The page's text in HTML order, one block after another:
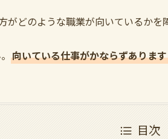
がどのような職業が向いているか
向いている仕事がかならずありま
目次